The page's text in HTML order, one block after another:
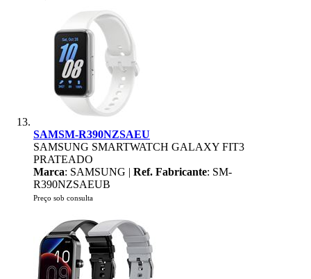
SAMSM-R390NZSAEU
SAMSUNG SMARTWATCH GALAXY FIT3
PRATEADO
Marca: SAMSUNG | Ref. Fabricante: SM-
R390NZSAEUB
Preço sob consulta